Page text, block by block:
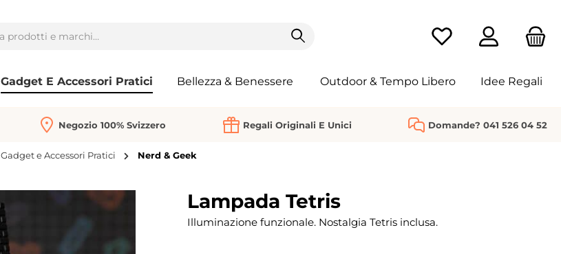
Hai 0 articoli nella
Gadget E Accessori Pratici Bellezza & Benessere Outdoor & Tempo Libero Idee Regali
Negozio 100% Svizzero Regali Originali E Unici Domande? 041 526 04 52
Gadget e Accessori Pratici Nerd & Geek
Lampada Tetris
Illuminazione funzionale. Nostalgia Tetris inclusa.